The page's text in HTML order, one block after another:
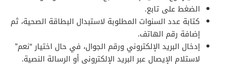
الضغط على تابع.
كتابة عدد السنوات المطلوبة لاستبدال البطاقة الصحية، ثم
إضافة رقم الهاتف.
إدخال البريد الإلكتروني ورقم الجوال، في حال اختيار “نعم”
لاستلام الإيصال عبر البريد الإلكتروني أو الرسالة النصية.